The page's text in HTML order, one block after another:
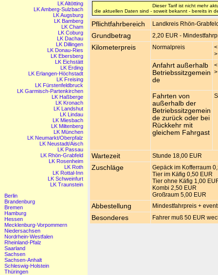
LK Altötting
LK Amberg-Sulzbach
LK Augsburg
LK Bamberg
LK Cham
LK Coburg
LK Dachau
LK Dillingen
LK Donau-Ries
LK Ebersberg
LK Eichstätt
LK Erding
LK Erlangen-Höchstadt
LK Freising
LK Fürstenfeldbruck
LK Garmisch-Partenkirchen
LK Haßberge
LK Kronach
LK Landshut
LK Lindau
LK Miesbach
LK Miltenberg
LK München
LK Neumarkt/Oberpfalz
LK Neustadt/Aisch
LK Passau
LK Rhön-Grabfeld
LK Rosenheim
LK Roth
LK Rottal-Inn
LK Schweinfurt
LK Traunstein
Berlin
Brandenburg
Bremen
Hamburg
Hessen
Mecklenburg-Vorpommern
Niedersachsen
Nordrhein-Westfalen
Rheinland-Pfalz
Saarland
Sachsen
Sachsen-Anhalt
Schleswig-Holstein
Thüringen
Dieser Tarif ist nicht mehr
die aktuellen Daten sind - soweit bekannt - bereits in
Pflichtfahrbereich Landkreis Rhön-
Grundbetrag 2,20 EUR -
Kilometerpreis Normalpreis
Anfahrt außerhalb
Betriebssitzgemein
de
Fahrten von
außerhalb der
Betriebssitzgemein
de zurück oder bei
Rückkehr mit
gleichem Fahrgast
Wartezeit Stunde 18,00 EUR
Zuschläge
Gepäck im Kofferraum
Tier im Käfig 0,50 EUR
Tier ohne Käfig 1,00
Kombi 2,50 EUR
Großraum 5,00 EUR
Abbestellung Mindestfahrpreis +
Besonderes Fahrer muß 50 EUR